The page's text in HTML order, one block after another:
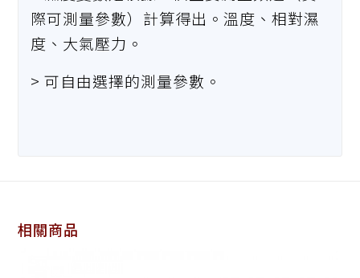
際可測量參數）計算得出。溫度、相對濕
度、大氣壓力。
> 可自由選擇的測量參數。
相關商品